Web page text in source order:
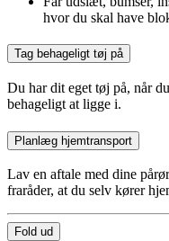
hvor du skal have
Tag behageligt tøj på
Du har dit eget tøj på, når
behageligt at ligge i.
Planlæg hjemtransport
Lav en aftale med dine
fraråder, at du selv kører
Fold ud